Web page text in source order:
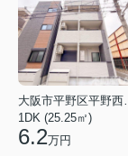
1DK (25.25㎡)
6.2万円